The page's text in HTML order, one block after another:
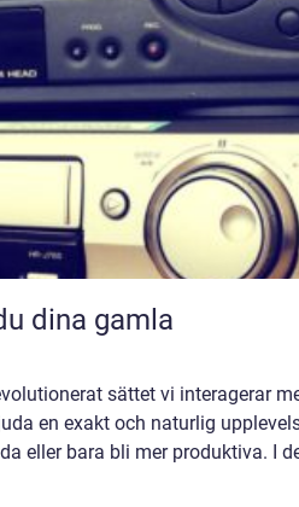
sättet vi interagerar
en exakt och naturlig
eller bara bli mer produktiva. I